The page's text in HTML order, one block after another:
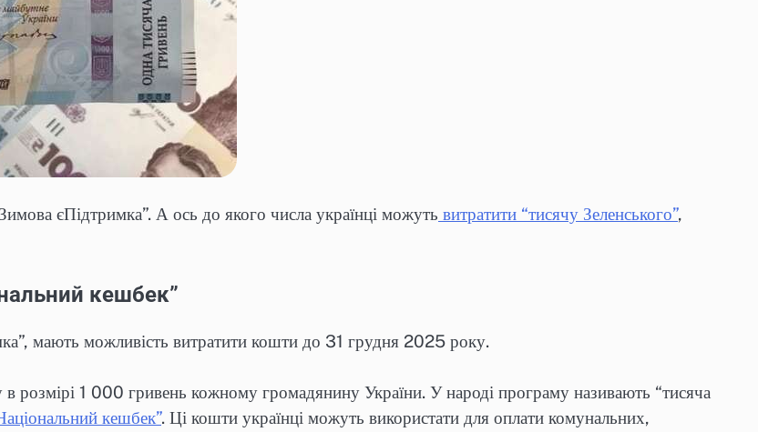
єПідтримка”. А ось до якого числа українці можуть витратити “тисячу Зеленського”,
кешбек”
мають можливість витратити кошти до 31 грудня 2025 року.
розмірі 1 000 гривень кожному громадянину України. У народі програму називають “тисяча
кешбек”. Ці кошти українці можуть використати для оплати комунальних,